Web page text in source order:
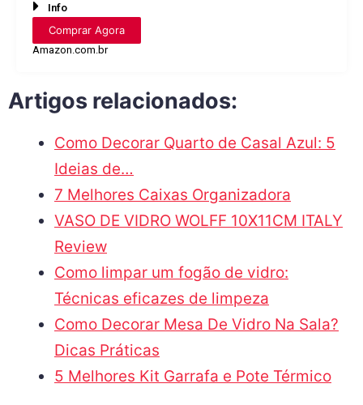
Info
Comprar Agora
Amazon.com.br
Artigos relacionados:
Como Decorar Quarto de Casal Azul: 5
Ideias de…
7 Melhores Caixas Organizadora
VASO DE VIDRO WOLFF 10X11CM ITALY
Review
Como limpar um fogão de vidro:
Técnicas eficazes de limpeza
Como Decorar Mesa De Vidro Na Sala?
Dicas Práticas
5 Melhores Kit Garrafa e Pote Térmico